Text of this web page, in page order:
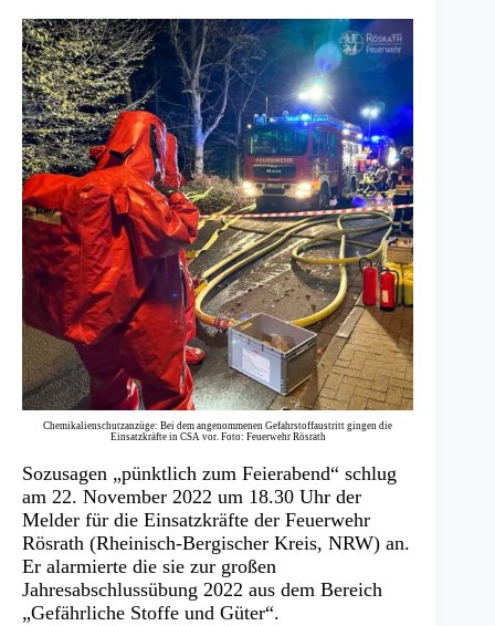
Chemikalienschutzanzüge: Bei dem angenommenen Gefahrstoffaustritt gingen die
Einsatzkräfte in CSA vor. Foto: Feuerwehr Rösrath
Sozusagen „pünktlich zum Feierabend“ schlug
am 22. November 2022 um 18.30 Uhr der
Melder für die Einsatzkräfte der Feuerwehr
Rösrath (Rheinisch-Bergischer Kreis, NRW) an.
Er alarmierte die sie zur großen
Jahresabschlussübung 2022 aus dem Bereich
„Gefährliche Stoffe und Güter“.